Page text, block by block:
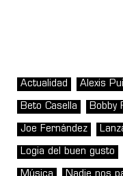
Actualidad Alexis
Beto Casella Bobby
Joe Fernández
Logia del buen gusto